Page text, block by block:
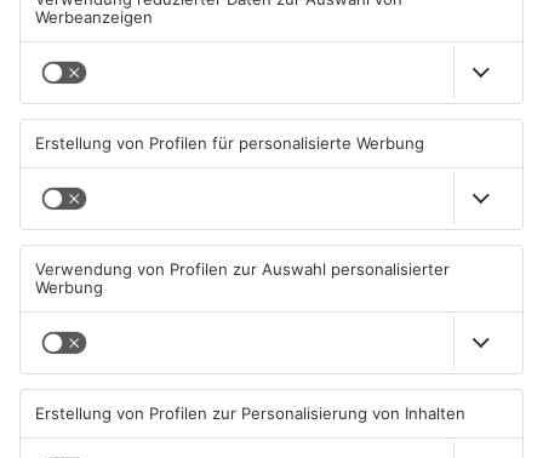
Diese Maislabyrinthe im
Primaveraland haben schon
geöffnet
08.08.2026, 09:45 UHR IN
PRIMAVERALAND
Ferienende: ADAC erwartet
Primaveraland
08.08.2026, 09:39 UHR IN
PRIMAVERALAND
TOPNEWS